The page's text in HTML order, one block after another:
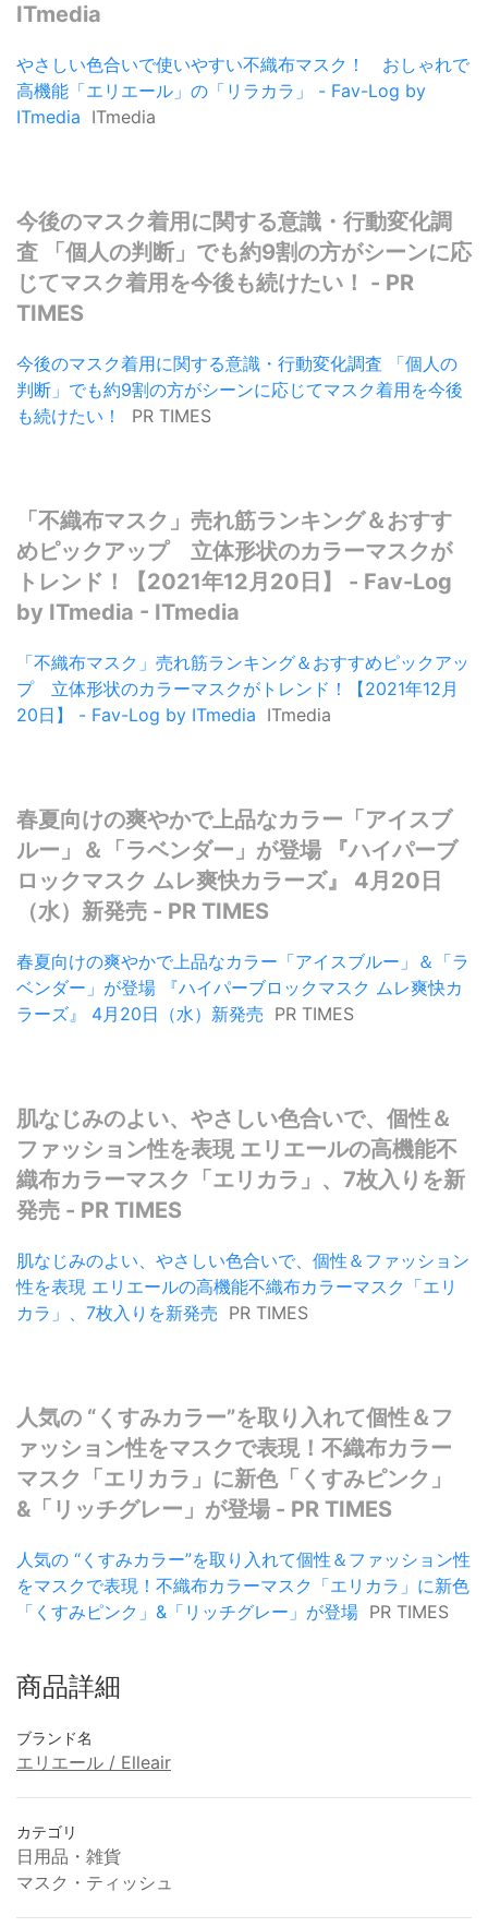
ITmedia
やさしい色合いで使いやすい不織布マスク！ おしゃれで
高機能「エリエール」の「リラカラ」 - Fav-Log by
ITmedia ITmedia
今後のマスク着用に関する意識・行動変化調
査 「個人の判断」でも約9割の方がシーンに応
じてマスク着用を今後も続けたい！ - PR
TIMES
今後のマスク着用に関する意識・行動変化調査 「個人の
判断」でも約9割の方がシーンに応じてマスク着用を今後
も続けたい！
PR TIMES
「不織布マスク」売れ筋ランキング＆おすす
めピックアップ 立体形状のカラーマスクが
トレンド！【2021年12月20日】 - Fav-Log
by ITmedia - ITmedia
「不織布マスク」売れ筋ランキング＆おすすめピックアッ
プ 立体形状のカラーマスクがトレンド！【2021年12月
20日】 - Fav-Log by ITmedia ITmedia
春夏向けの爽やかで上品なカラー「アイスブ
ルー」＆「ラベンダー」が登場 『ハイパーブ
ロックマスク ムレ爽快カラーズ』 4月20日
（水）新発売 - PR TIMES
春夏向けの爽やかで上品なカラー「アイスブルー」＆「ラ
ベンダー」が登場 『ハイパーブロックマスク ムレ爽快カ
ラーズ』 4月20日（水）新発売 PR TIMES
肌なじみのよい、やさしい色合いで、個性＆
ファッション性を表現 エリエールの高機能不
織布カラーマスク「エリカラ」、7枚入りを新
発売 - PR TIMES
肌なじみのよい、やさしい色合いで、個性＆ファッション
性を表現 エリエールの高機能不織布カラーマスク「エリ
カラ」、7枚入りを新発売 PR TIMES
人気の “くすみカラー”を取り入れて個性＆フ
ァッション性をマスクで表現！不織布カラー
マスク「エリカラ」に新色「くすみピンク」
&「リッチグレー」が登場 - PR TIMES
人気の “くすみカラー”を取り入れて個性＆ファッション性
をマスクで表現！不織布カラーマスク「エリカラ」に新色
「くすみピンク」&「リッチグレー」が登場 PR TIMES
商品詳細
ブランド名
エリエール / Elleair
カテゴリ
日用品・雑貨
マスク・ティッシュ